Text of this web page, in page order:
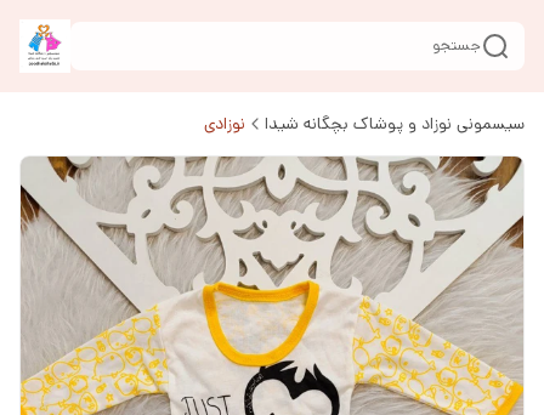
جستجو
سیسمونی نوزاد و پوشاک بچگانه شیدا نوزادی